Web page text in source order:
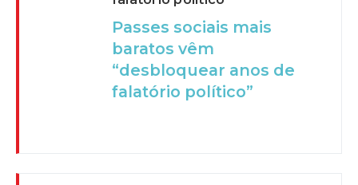
Passes sociais mais
baratos vêm
“desbloquear anos de
falatório político”